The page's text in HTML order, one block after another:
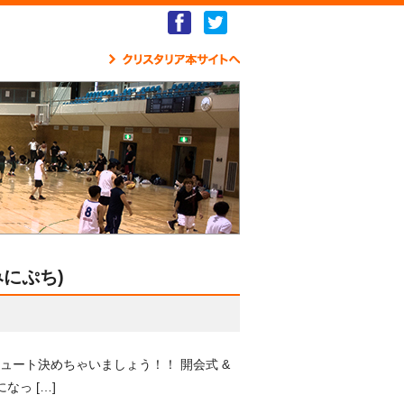
Facebook
ぷち)
ート決めちゃいましょう！！ 開会式 &
なっ […]